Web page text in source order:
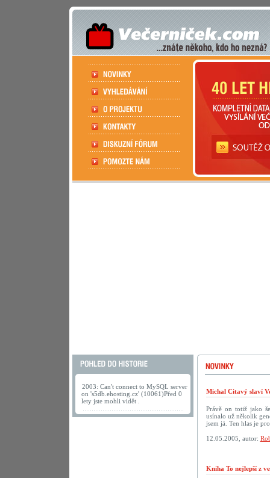
2003: Can't connect to MySQL server
on 's5db.ehosting.cz' (10061)Před 0
lety jste mohli vidět .
Michal Citavý slaví
Právě on totiž jako
usínalo už několik
jsem já. Ten hlas je
12.05.2005, autor:
Kniha To nejlepší z